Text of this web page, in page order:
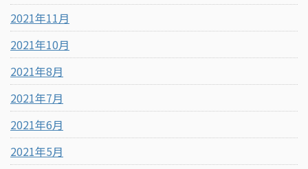
2021年11月
2021年10月
2021年8月
2021年7月
2021年6月
2021年5月